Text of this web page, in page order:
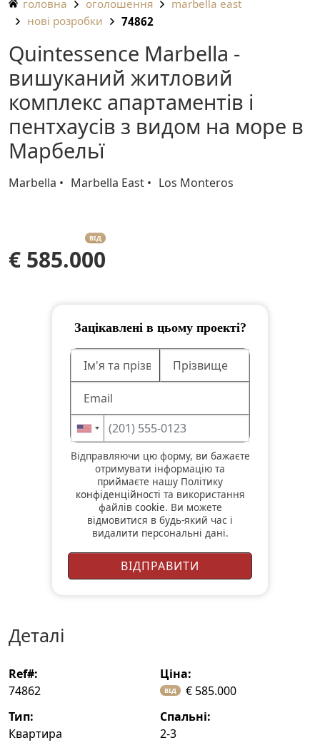
головна оголошення
marbella east
нові розробки
74862
Quintessence Marbella -
вишуканий житловий
комплекс апартаментів і
пентхаусів з видом на море в
Марбельї
Marbella Marbella East Los Monteros
ВІД
€ 585.000
Зацікавлені в цьому проекті?
Відправляючи цю форму, ви бажаєте
отримувати інформацію та
приймаєте нашу Політику
конфіденційності та використання
файлів cookie. Ви можете
відмовитися в будь-який час і
видалити персональні дані.
деталі
ref#:
74862
ціна:
ВІД
€ 585.000
тип:
Квартира
спальні:
2-3